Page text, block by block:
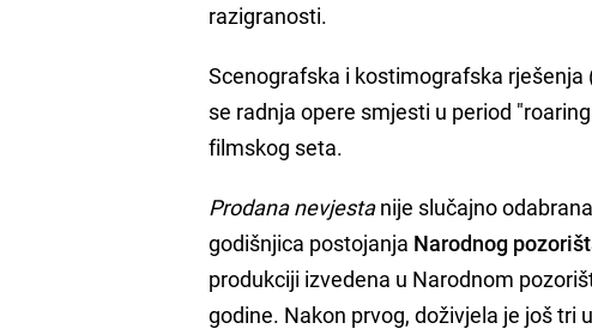
razigranosti.
Scenografska i kostimografska rješenja
se radnja opere smjesti u period
filmskog seta.
Prodana nevjestanije slučajno
godišnjica postojanja Narodnog
produkciji izvedena u Narodnom
godine. Nakon prvog, doživjela je još tri